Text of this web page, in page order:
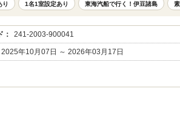
り 1名1室設定あり 東海汽船で行く！伊豆諸島
： 241-2003-900041
2025年10月07日 ～ 2026年03月17日